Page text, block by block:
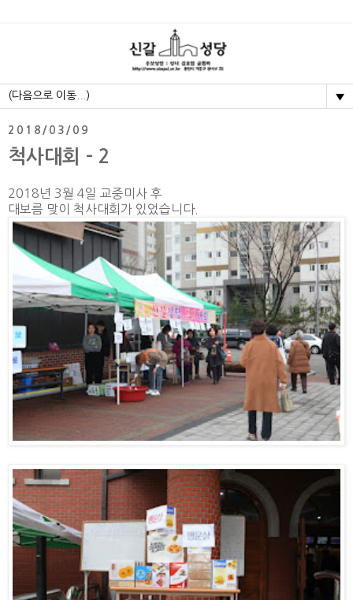
▼
2018/03/09
척사대회 - 2
2018년 3월 4일 교중미사 후
대보름 맞이 척사대회가 있었습니다.